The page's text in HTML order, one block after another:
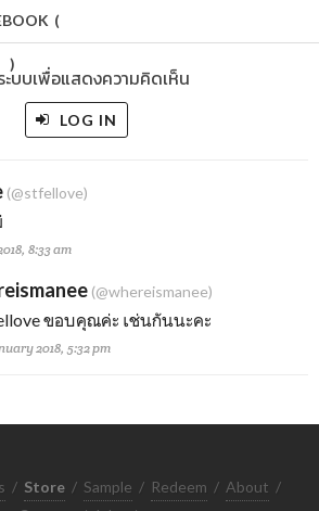
(
)
ะบบเพื่อแสดงความคิดเห็น
LOG IN
(@stfellove)
8:33 am
(@whereismanee)
ขอบคุณค่ะ เช่นกันนะคะ
2018, 5:32 pm
/ Store / Sample / Redeem / About /